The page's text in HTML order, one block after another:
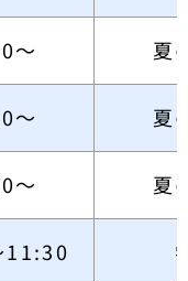
～
夏
～
夏
～
夏
11:30